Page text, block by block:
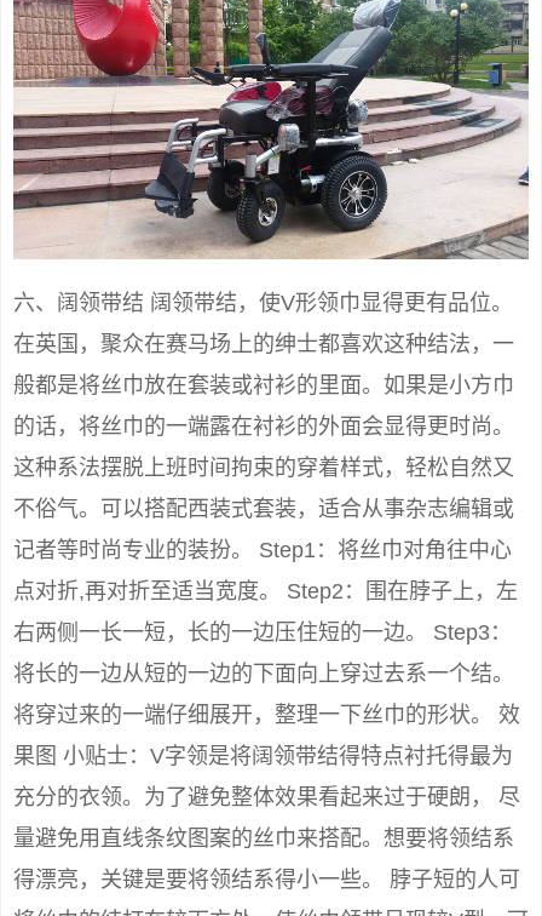
六、阔领带结 阔领带结，使V形领巾显得更有品位。
在英国，聚众在赛马场上的绅士都喜欢这种结法，一
般都是将丝巾放在套装或衬衫的里面。如果是小方巾
的话，将丝巾的一端露在衬衫的外面会显得更时尚。
这种系法摆脱上班时间拘束的穿着样式，轻松自然又
不俗气。可以搭配西装式套装，适合从事杂志编辑或
记者等时尚专业的装扮。 Step1：将丝巾对角往中心
点对折,再对折至适当宽度。 Step2：围在脖子上，左
右两侧一长一短，长的一边压住短的一边。 Step3：
将长的一边从短的一边的下面向上穿过去系一个结。
将穿过来的一端仔细展开，整理一下丝巾的形状。 效
果图 小贴士：V字领是将阔领带结得特点衬托得最为
充分的衣领。为了避免整体效果看起来过于硬朗， 尽
量避免用直线条纹图案的丝巾来搭配。想要将领结系
得漂亮，关键是要将领结系得小一些。 脖子短的人可